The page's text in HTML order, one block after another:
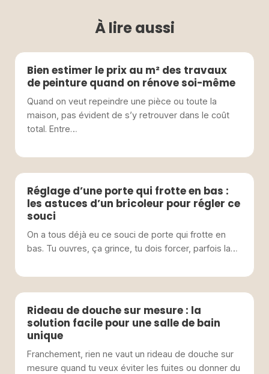
À lire aussi
Bien estimer le prix au m² des travaux
de peinture quand on rénove soi-même
Quand on veut repeindre une pièce ou toute la
maison, pas évident de s’y retrouver dans le coût
total. Entre…
Réglage d’une porte qui frotte en bas :
les astuces d’un bricoleur pour régler ce
souci
On a tous déjà eu ce souci de porte qui frotte en
bas. Tu ouvres, ça grince, tu dois forcer, parfois la…
Rideau de douche sur mesure : la
solution facile pour une salle de bain
unique
Franchement, rien ne vaut un rideau de douche sur
mesure quand tu veux éviter les fuites ou donner du